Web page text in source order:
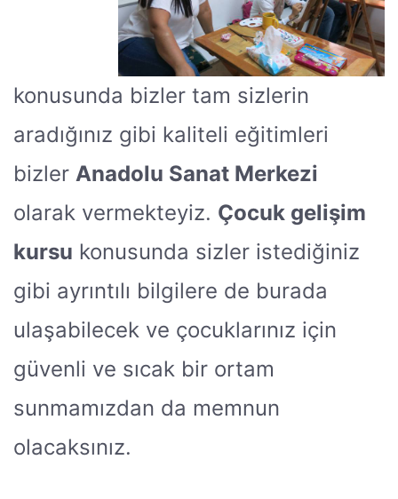
konusunda bizler tam sizlerin
aradığınız gibi kaliteli eğitimleri
bizler Anadolu Sanat Merkezi
olarak vermekteyiz. Çocuk gelişim
kursu konusunda sizler istediğiniz
gibi ayrıntılı bilgilere de burada
ulaşabilecek ve çocuklarınız için
güvenli ve sıcak bir ortam
sunmamızdan da memnun
olacaksınız.